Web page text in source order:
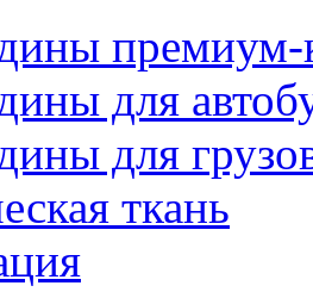
премиум-
для
для
ткань